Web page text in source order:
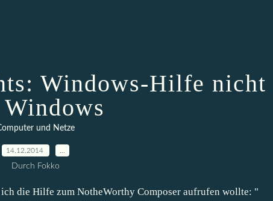
Windows-Hilfe nicht
und Netze
14.12.2014
Durch Fokko
die Hilfe zum NotheWorthy Composer aufrufen wollte: "